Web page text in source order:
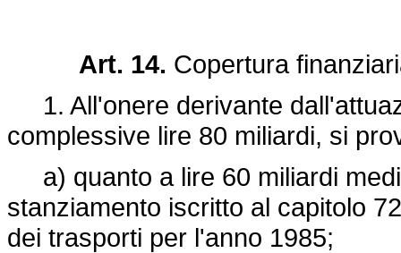
Art. 14. Copertura
1. All'onere derivante
complessive lire 80 miliardi, si
a) quanto a lire 60 miliardi
stanziamento iscritto al capitolo
dei trasporti per l'anno 1985;